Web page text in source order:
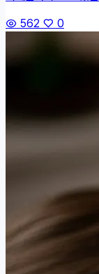
562
0